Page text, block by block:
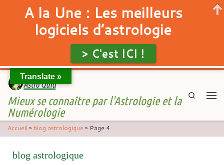
Skip to content
Mieux se connaître par l'Astrologie et la
Numérologie
Search
Accueil » blog astrologique » Page 4
blog astrologique
Translate »
A la Une : Les meilleurs
logiciels d’astrologie
> C'est ICI !